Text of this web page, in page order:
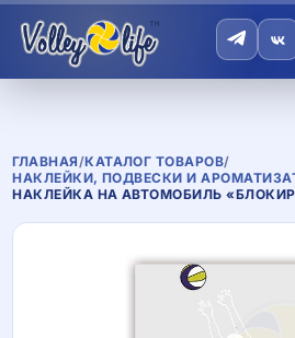
ГЛАВНАЯ/КАТАЛОГ ТОВАРОВ/
НАКЛЕЙКИ, ПОДВЕСКИ И
НАКЛЕЙКА НА АВТОМОБИЛЬ